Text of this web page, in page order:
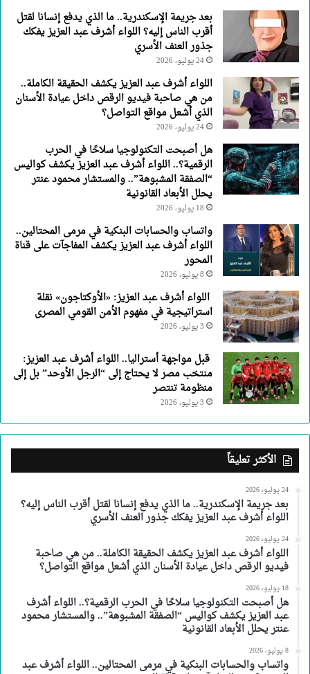
جذور
العنف
الأسري
بعد جريمة الإسكندرية.. ما الذي يدفع إنسانا لقتل
أقرب الناس إليه؟ اللواء أشرف عبد العزيز يفكك
جذور العنف الأسري
24 يوليو، 2026
اللواء أشرف عبد العزيز يكشف الحقيقة الكاملة..
من هي صاحبة فيديو الرقص داخل عيادة الأسنان
الذي أشعل مواقع التواصل؟
24 يوليو، 2026
هل أصبحت التكنولوجيا سلاحًا في الحرب
الرقمية؟.. اللواء أشرف عبد العزيز يكشف كواليس
“الصفقة المشبوهة”.. والمستشار محمود عنتر
يحلل الأبعاد القانونية
18 يوليو، 2026
واتساب والحسابات البنكية في مرمى المحتالين..
اللواء أشرف عبد العزيز يكشف المفاجآت على قناة
المحور
8 يوليو، 2026
اللواء أشرف عبد العزيز: «الأوكتاجون» نقلة
استراتيجية في مفهوم الأمن القومي المصرى
3 يوليو، 2026
قبل مواجهة أستراليا.. اللواء أشرف عبد العزيز:
منتخب مصر لا يحتاج إلى “الرجل الأوحد” بل إلى
منظومة تنتصر
3 يوليو، 2026
الأكثر تعليقاً
24 يوليو، 2026
بعد جريمة الإسكندرية.. ما الذي يدفع إنسانا لقتل أقرب الناس إليه؟
اللواء أشرف عبد العزيز يفكك جذور العنف الأسري
24 يوليو، 2026
اللواء أشرف عبد العزيز يكشف الحقيقة الكاملة.. من هي صاحبة
فيديو الرقص داخل عيادة الأسنان الذي أشعل مواقع التواصل؟
18 يوليو، 2026
هل أصبحت التكنولوجيا سلاحًا في الحرب الرقمية؟.. اللواء أشرف
عبد العزيز يكشف كواليس “الصفقة المشبوهة”.. والمستشار محمود
عنتر يحلل الأبعاد القانونية
8 يوليو، 2026
واتساب والحسابات البنكية في مرمى المحتالين.. اللواء أشرف عبد